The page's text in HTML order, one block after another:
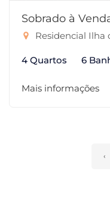
Sobrado à
Residencial Ilha
4 Quartos 6
Mais informações
‹